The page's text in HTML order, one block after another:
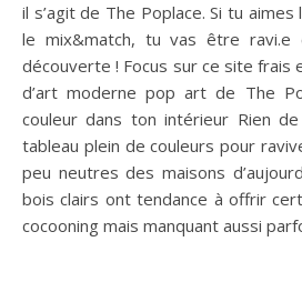
il s’agit de The Poplace. Si tu
le mix&match, tu vas être ravi.e
découverte ! Focus sur ce site frais
d’art moderne pop art de The
couleur dans ton intérieur Rien
tableau plein de couleurs pour
peu neutres des maisons
bois clairs ont tendance à offrir
cocooning mais manquant aussi